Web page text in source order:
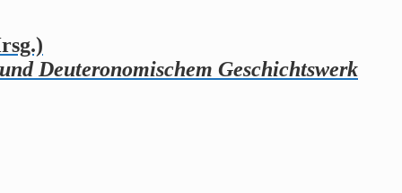
Deuteronomischem Geschichtswerk